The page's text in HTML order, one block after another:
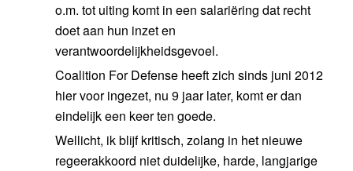
o.m. tot uiting komt in een salariëring dat recht
doet aan hun inzet en
verantwoordelijkheidsgevoel.
Coalition For Defense heeft zich sinds juni 2012
hier voor ingezet, nu 9 jaar later, komt er dan
eindelijk een keer ten goede.
Wellicht, ik blijf kritisch, zolang in het nieuwe
regeerakkoord niet duidelijke, harde, langjarige